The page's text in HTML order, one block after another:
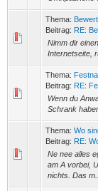
Thema:
Beitrag: RE:
Nimm dir
Internetseite,
Thema:
Beitrag: RE:
Wenn du
Schrank
Thema: Wo
Beitrag: RE:
Ne nee alles
am A vorbei,
nichts. Das m...